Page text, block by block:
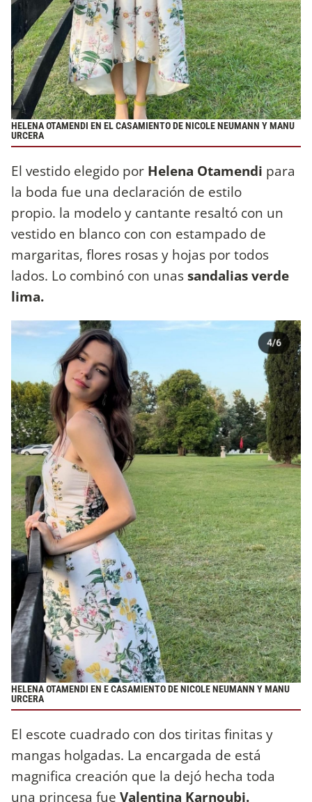
HELENA OTAMENDI EN EL CASAMIENTO DE NICOLE NEUMANN Y MANU
URCERA
El vestido elegido por Helena Otamendi para
la boda fue una declaración de estilo
propio. la modelo y cantante resaltó con un
vestido en blanco con con estampado de
margaritas, flores rosas y hojas por todos
lados. Lo combinó con unassandalias verde
lima.
HELENA OTAMENDI EN E CASAMIENTO DE NICOLE NEUMANN Y MANU
URCERA
El escote cuadrado con dos tiritas finitas y
mangas holgadas. La encargada de está
magnifica creación que la dejó hecha toda
una princesa fue Valentina Karnoubi.